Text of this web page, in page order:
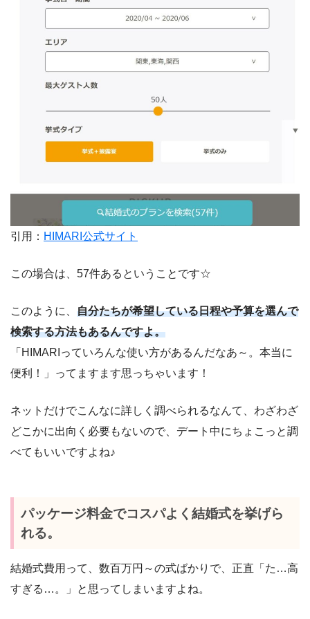
引用： HIMARI公式サイト
この場合は、57件あるということです☆
このように、 自分たちが希望している日程や予算を選んで
検索する方法もあるんですよ。
「HIMARIっていろんな使い方があるんだなあ～。本当に
便利！」ってますます思っちゃいます！
ネットだけでこんなに詳しく調べられるなんて、わざわざ
どこかに出向く必要もないので、デート中にちょこっと調
べてもいいですよね♪
パッケージ料金でコスパよく結婚式を挙げら
れる。
結婚式費用って、数百万円～の式ばかりで、正直「た…高
すぎる…。」と思ってしまいますよね。